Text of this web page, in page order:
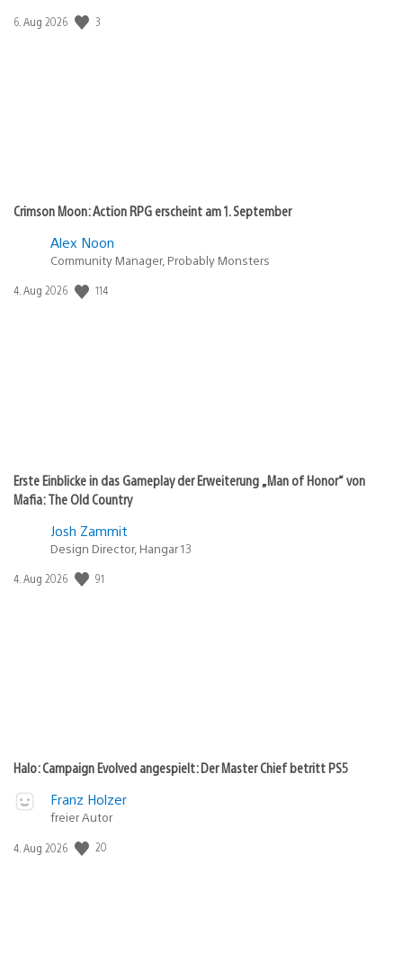
Veröffentlichungsdatum:
6. Aug 2026 3
Crimson Moon: Action RPG erscheint am 1. September
Alex Noon
Community Manager, Probably Monsters
Veröffentlichungsdatum:
4. Aug 2026 114
Erste Einblicke in das Gameplay der Erweiterung „Man of Honor“ von
Mafia: The Old Country
Josh Zammit
Design Director, Hangar 13
Veröffentlichungsdatum:
4. Aug 2026 91
Halo: Campaign Evolved angespielt: Der Master Chief betritt PS5
Franz Holzer
freier Autor
Veröffentlichungsdatum:
4. Aug 2026 20